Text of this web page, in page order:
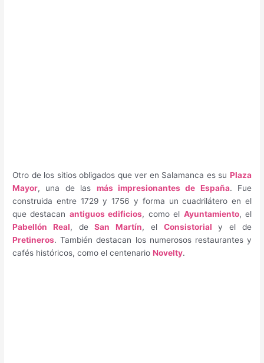
Otro de los sitios obligados que ver en Salamanca es su Plaza
Mayor, una de las más impresionantes de España. Fue
construida entre 1729 y 1756 y forma un cuadrilátero en el
que destacan antiguos edificios, como el Ayuntamiento, el
Pabellón Real, deSan Martín, el Consistorial y el de
Pretineros. También destacan los numerosos restaurantes y
cafés históricos, como el centenarioNovelty.